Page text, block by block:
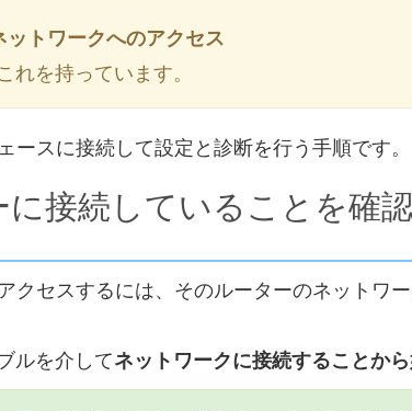
ットワークへのアクセス
れを持っています。
スに接続して設定と診断を行う手順です。
接続していることを確
クセスするには、そのルーターのネットワ
ルを介してネットワークに接続することか